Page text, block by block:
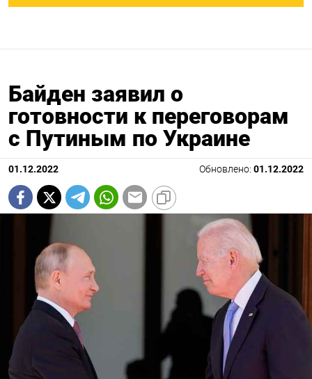
Байден заявил о
готовности к переговорам
с Путиным по Украине
01.12.2022 Обновлено: 01.12.2022